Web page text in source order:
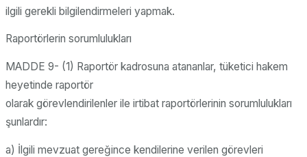
ilgili gerekli bilgilendirmeleri yapmak.
Raportörlerin sorumlulukları
MADDE 9- (1) Raportör kadrosuna atananlar, tüketici hakem
heyetinde raportör
olarak görevlendirilenler ile irtibat raportörlerinin sorumlulukları
şunlardır:
a) İlgili mevzuat gereğince kendilerine verilen görevleri